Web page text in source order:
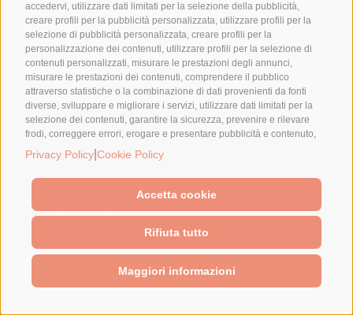
accedervi, utilizzare dati limitati per la selezione della pubblicità,
creare profili per la pubblicità personalizzata, utilizzare profili per la
selezione di pubblicità personalizzata, creare profili per la
personalizzazione dei contenuti, utilizzare profili per la selezione di
contenuti personalizzati, misurare le prestazioni degli annunci,
misurare le prestazioni dei contenuti, comprendere il pubblico
attraverso statistiche o la combinazione di dati provenienti da fonti
diverse, sviluppare e migliorare i servizi, utilizzare dati limitati per la
selezione dei contenuti, garantire la sicurezza, prevenire e rilevare
frodi, correggere errori, erogare e presentare pubblicità e contenuto,
salvare e comunicare le scelte sulla privacy, abbinare e combinare
dati provenienti da altre fonti di dati, collegare diversi dispositivi,
identificare i dispositivi in base alle informazioni trasmesse
automaticamente, utilizzare dati di geolocalizzazione precisi,
riconoscere i dispositivi in base a informazioni richieste attivamente.
Puoi liberamente prestare, rifiutare o revocare il tuo consenso senza
incorrere in limitazioni sostanziali. Cliccando su "Accetta cookie,"
acconsenti all'uso di cookie e strumenti simili. Utilizza il pulsante
"Gestisci Preferenze" per personalizzare le tue scelte o "Rifiuta tutto"
per proseguire senza cookie non strettamente necessari. Puoi
modificare le tue preferenze in qualsiasi momento cliccando sul link
Privacy Policy Cookie Policy
Accetta cookie
Rifiuta tutto
Maggiori informazioni
© 2023 - Pubblicato da Elena Alquati - area comunicazione e
direzione artistica
Operativa: Via Marconi, 50 - 27030 Rosasco (PV)
Preferenze Cookie